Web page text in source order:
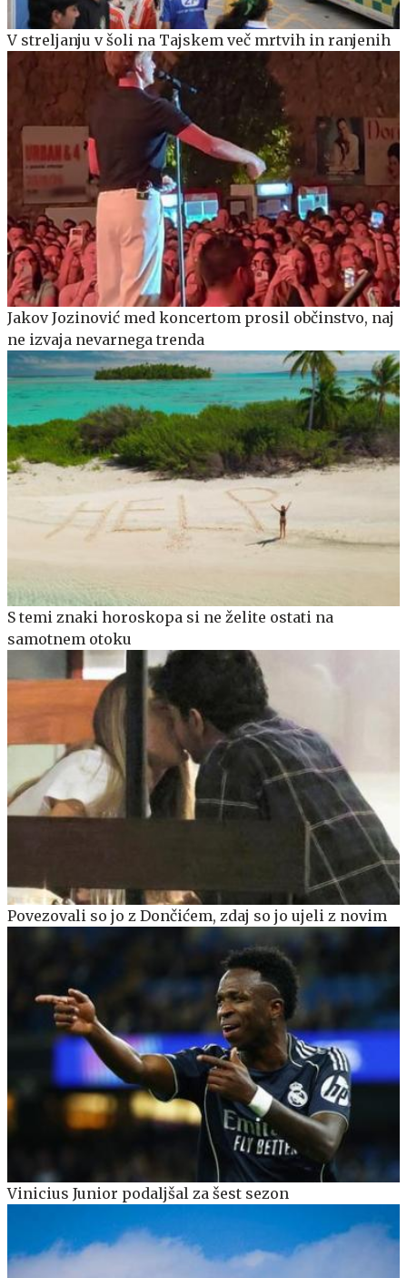
V streljanju v šoli na Tajskem več mrtvih in ranjenih
Jakov Jozinović med koncertom prosil občinstvo, naj
ne izvaja nevarnega trenda
S temi znaki horoskopa si ne želite ostati na
samotnem otoku
Povezovali so jo z Dončićem, zdaj so jo ujeli z novim
Vinicius Junior podaljšal za šest sezon